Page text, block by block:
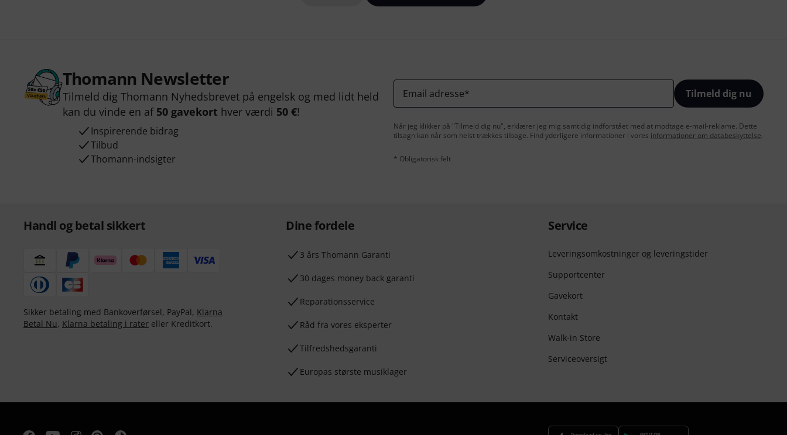
Thomann Newsletter
Tilmeld dig Thomann Nyhedsbrevet på engelsk og med lidt held
kan du vinde en af 50 gavekort hver værdi 50 €!
Inspirerende bidrag
Tilbud
Thomann-indsigter
Email adresse* Tilmeld dig nu
Når jeg klikker på "Tilmeld dig nu", erklærer jeg mig samtidig indforstået med at modtage e-mail-reklame. Dette
tilsagn kan når som helst trækkes tilbage. Find yderligere informationer i vores informationer om databeskyttelse.
* Obligatorisk felt
Handl og betal sikkert
Sikker betaling med Bankoverførsel, PayPal, Klarna
Betal Nu, Klarna betaling i rater eller Kreditkort.
Dine fordele
3 års Thomann Garanti
30 dages money back garanti
Reparationsservice
Råd fra vores eksperter
Tilfredshedsgaranti
Europas største musiklager
Service
Leveringsomkostninger og leveringstider
Supportcenter
Gavekort
Kontakt
Walk-in Store
Serviceoversigt